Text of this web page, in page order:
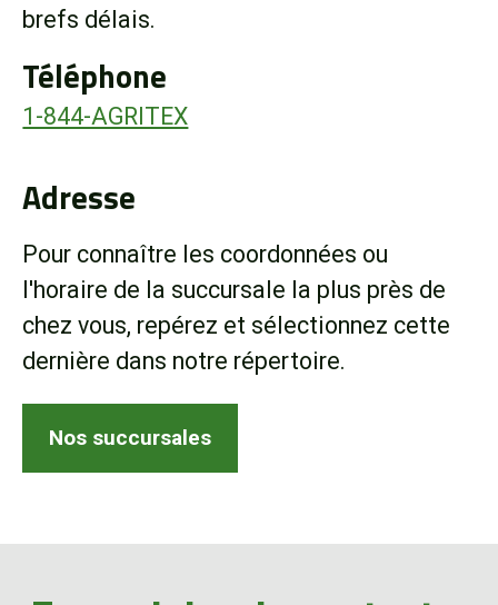
brefs délais.
Téléphone
1-844-AGRITEX
Adresse
Pour connaître les coordonnées ou
l'horaire de la succursale la plus près de
chez vous, repérez et sélectionnez cette
dernière dans notre répertoire.
Nos succursales
À propos
Promotions
Carrières
Actualités
Nous joindre
EN